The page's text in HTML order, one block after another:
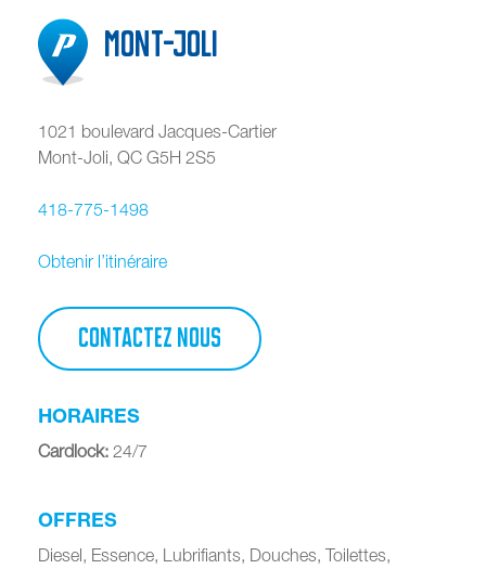
Mont-Joli
1021 boulevard Jacques-Cartier
Mont-Joli, QC G5H 2S5
418-775-1498
Obtenir l’itinéraire
CONTACTEZ NOUS
HORAIRES
Cardlock: 24/7
OFFRES
Diesel, Essence, Lubrifiants, Douches, Toilettes,